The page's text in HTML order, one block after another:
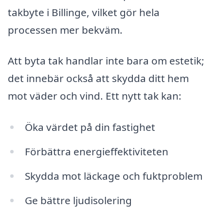
takbyte i Billinge, vilket gör hela
processen mer bekväm.
Att byta tak handlar inte bara om estetik;
det innebär också att skydda ditt hem
mot väder och vind. Ett nytt tak kan:
Öka värdet på din fastighet
Förbättra energieffektiviteten
Skydda mot läckage och fuktproblem
Ge bättre ljudisolering